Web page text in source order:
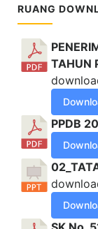
RUANG
TAHUN
PPDB